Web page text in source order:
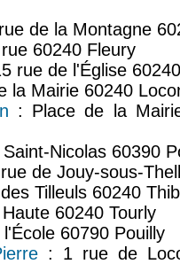
de la Montagne
60240 Fleury
rue de l'Église
la Mairie 60240
: Place de la
Nicolas 60390
de Jouy-sous-
Tilleuls 60240
60240 Tourly
60790 Pouilly
: 1 rue de